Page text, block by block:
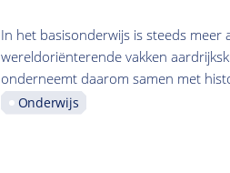
In het basisonderwijs is steeds
wereldoriënterende vakken
onderneemt daarom samen met
Onderwijs